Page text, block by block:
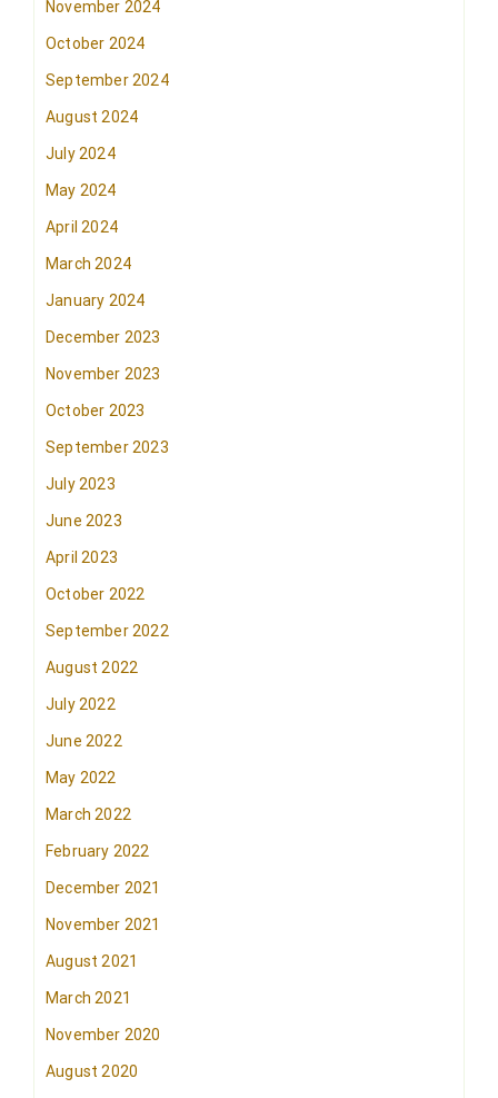
November 2024
October 2024
September 2024
August 2024
July 2024
May 2024
April 2024
March 2024
January 2024
December 2023
November 2023
October 2023
September 2023
July 2023
June 2023
April 2023
October 2022
September 2022
August 2022
July 2022
June 2022
May 2022
March 2022
February 2022
December 2021
November 2021
August 2021
March 2021
November 2020
August 2020